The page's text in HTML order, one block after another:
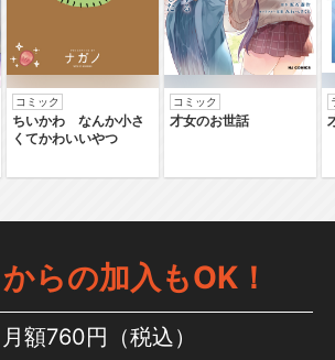
コミック
ちいかわ なんか小さ
くてかわいいやつ
コミック
才女のお世話
らの加入もOK！
月額760円（税込）